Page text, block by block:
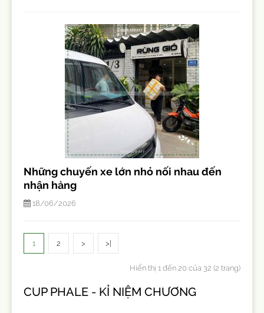
Những chuyến xe lớn nhỏ nối nhau đến
nhận hàng
18/06/2026
1 2 > >|
Hiển thị 1 đến 20 của 32 (2 trang)
CUP PHALE - KỈ NIỆM CHƯƠNG